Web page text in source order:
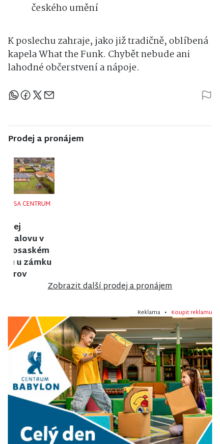
českého umění
K poslechu zahraje, jako již tradičně, oblíbená
kapela What the Funk. Chybět nebude ani
lahodné občerstvení a nápoje.
Sdílejte článek
Prodej a pronájem
NISA CENTRUM
Prodej
rodinného
domu v
Jiřetíně pod
Bukovou
Zobrazit další prodej a pronájem
Reklama • Koupit reklamu